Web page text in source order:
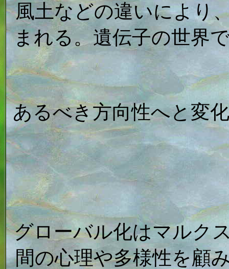
風土などの違いにより
まれる。遺伝子の世界
あるべき方向性へと変
グローバル化はマルク
間の心理や多様性を顧